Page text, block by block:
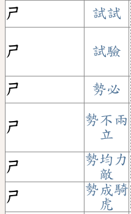
ㄕ
試試
ㄕ 試驗
ㄕ
勢必
ㄕ
勢不兩
立
ㄕ
勢均力
敵
ㄕ
勢成騎
虎